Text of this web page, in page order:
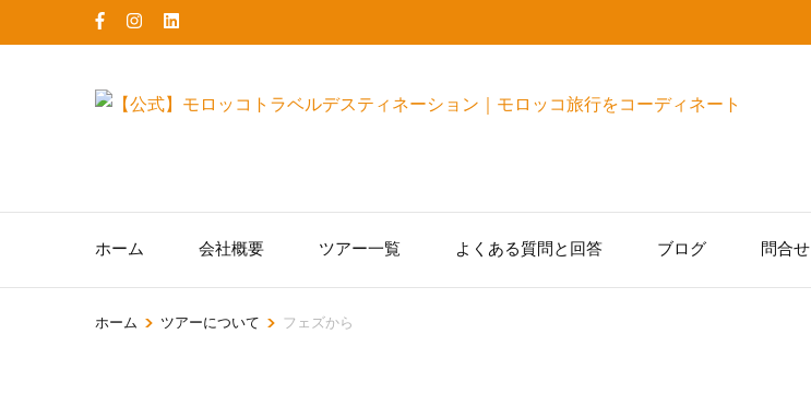
ン
プ
ホーム 会社概要 ツアー一覧 よくある質問と回答 ブログ 問合せ
ホーム > ツアーについて > フェズから